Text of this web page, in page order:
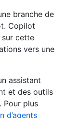
branche de
Copilot
sur cette
vers une
assistant
et des outils
Pour plus
d’agents